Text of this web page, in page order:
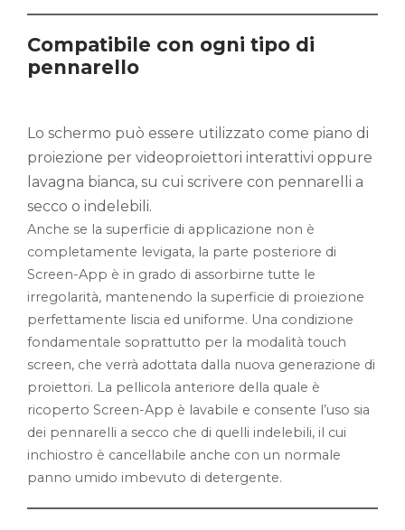
Compatibile con ogni tipo di
pennarello
Lo schermo può essere utilizzato come piano di
proiezione per videoproiettori interattivi oppure
lavagna bianca, su cui scrivere con pennarelli a
secco o indelebili.
Anche se la superficie di applicazione non è
completamente levigata, la parte posteriore di
Screen-App è in grado di assorbirne tutte le
irregolarità, mantenendo la superficie di proiezione
perfettamente liscia ed uniforme. Una condizione
fondamentale soprattutto per la modalità touch
screen, che verrà adottata dalla nuova generazione di
proiettori. La pellicola anteriore della quale è
ricoperto Screen-App è lavabile e consente l’uso sia
dei pennarelli a secco che di quelli indelebili, il cui
inchiostro è cancellabile anche con un normale
panno umido imbevuto di detergente.